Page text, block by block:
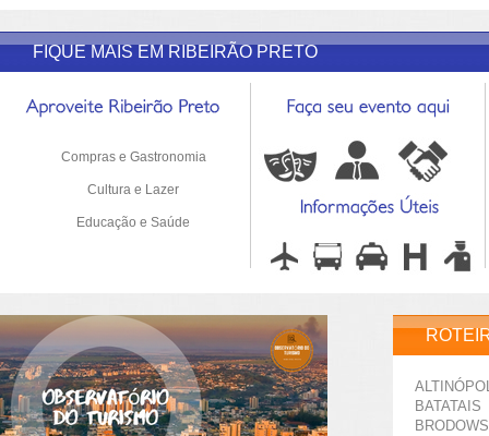
FIQUE MAIS EM RIBEIRÃO PRETO
Compras e Gastronomia
Cultura e Lazer
Educação e Saúde
BATATAIS